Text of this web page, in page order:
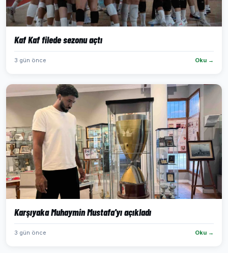
Kaf Kaf filede sezonu açtı
3 gün önce Oku →
Karşıyaka Muhaymin Mustafa'yı açıkladı
3 gün önce Oku →